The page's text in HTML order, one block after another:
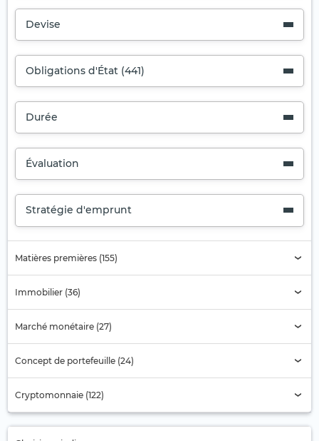
Devise
Obligations d'État (441)
Durée
Évaluation
Stratégie d'emprunt
Matières premières (155)
Immobilier (36)
Marché monétaire (27)
Concept de portefeuille (24)
Cryptomonnaie (122)